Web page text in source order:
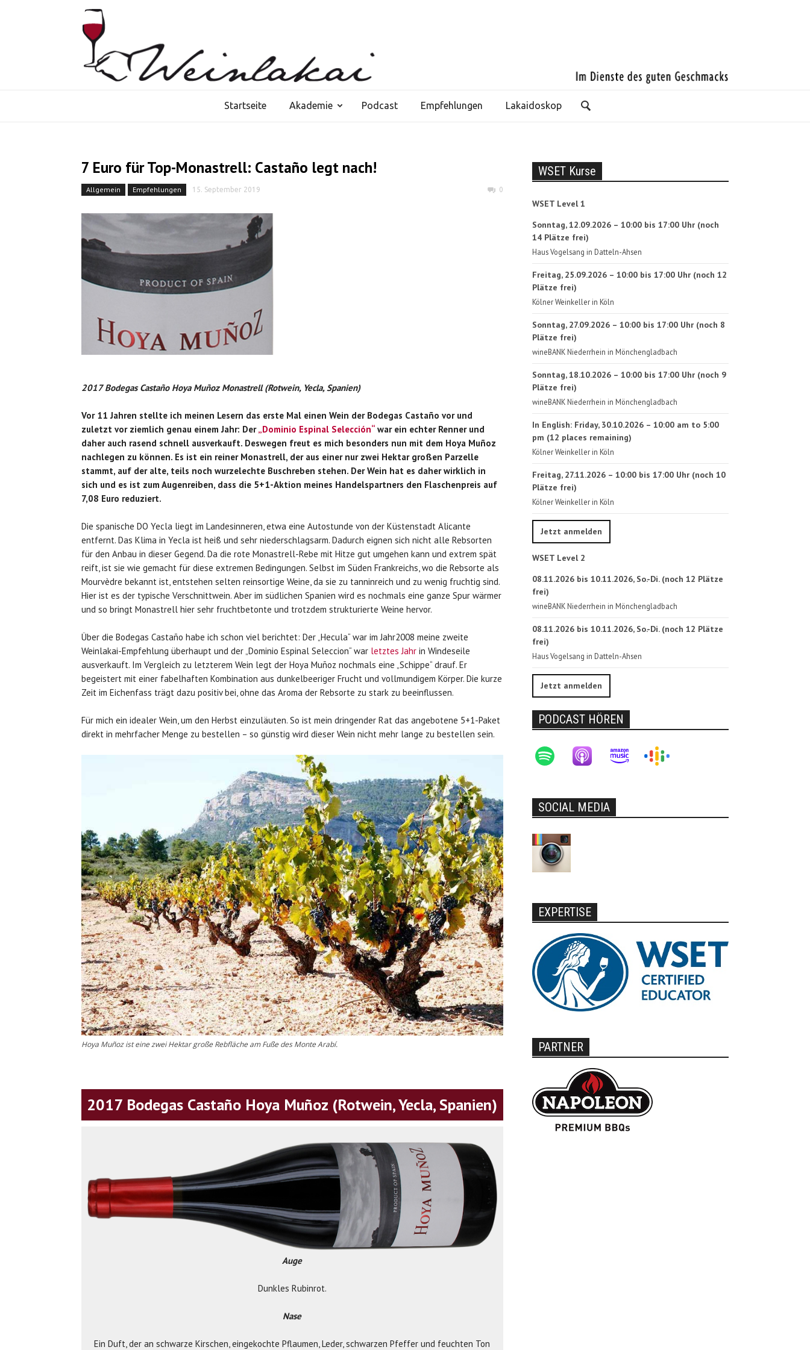
Startseite Akademie Podcast Empfehlungen Lakaidoskop
7 Euro für Top-Monastrell: Castaño legt nach!
Allgemein Empfehlungen 15. September 2019 0
2017 Bodegas Castaño Hoya Muñoz Monastrell (Rotwein, Yecla, Spanien)
Vor 11 Jahren stellte ich meinen Lesern das erste Mal einen Wein der Bodegas Castaño vor und
zuletzt vor ziemlich genau einem Jahr: Der„Dominio Espinal Selección“ war ein echter Renner und
daher auch rasend schnell ausverkauft. Deswegen freut es mich besonders nun mit dem Hoya Muñoz
nachlegen zu können. Es ist ein reiner Monastrell, der aus einer nur zwei Hektar großen Parzelle
stammt, auf der alte, teils noch wurzelechte Buschreben stehen. Der Wein hat es daher wirklich in
sich und es ist zum Augenreiben, dass die 5+1-Aktion meines Handelspartners den Flaschenpreis auf
7,08 Euro reduziert.
Die spanische DO Yecla liegt im Landesinneren, etwa eine Autostunde von der Küstenstadt Alicante
entfernt. Das Klima in Yecla ist heiß und sehr niederschlagsarm. Dadurch eignen sich nicht alle Rebsorten
für den Anbau in dieser Gegend. Da die rote Monastrell-Rebe mit Hitze gut umgehen kann und extrem spät
reift, ist sie wie gemacht für diese extremen Bedingungen. Selbst im Süden Frankreichs, wo die Rebsorte als
Mourvèdre bekannt ist, entstehen selten reinsortige Weine, da sie zu tanninreich und zu wenig fruchtig sind.
Hier ist es der typische Verschnittwein. Aber im südlichen Spanien wird es nochmals eine ganze Spur wärmer
und so bringt Monastrell hier sehr fruchtbetonte und trotzdem strukturierte Weine hervor.
Über die Bodegas Castaño habe ich schon viel berichtet: Der „Hecula“ war im Jahr2008 meine zweite
Weinlakai-Empfehlung überhaupt und der „Dominio Espinal Seleccion“ war letztes Jahr in Windeseile
ausverkauft. Im Vergleich zu letzterem Wein legt der Hoya Muñoz nochmals eine „Schippe“ drauf. Er
begeistert mit einer fabelhaften Kombination aus dunkelbeeriger Frucht und vollmundigem Körper. Die kurze
Zeit im Eichenfass trägt dazu positiv bei, ohne das Aroma der Rebsorte zu stark zu beeinflussen.
Für mich ein idealer Wein, um den Herbst einzuläuten. So ist mein dringender Rat das angebotene 5+1-Paket
direkt in mehrfacher Menge zu bestellen – so günstig wird dieser Wein nicht mehr lange zu bestellen sein.
Hoya Muñoz ist eine zwei Hektar große Rebfläche am Fuße des Monte Arabí.
2017 Bodegas Castaño Hoya Muñoz (Rotwein, Yecla, Spanien)
Auge
Dunkles Rubinrot.
Nase
Ein Duft, der an schwarze Kirschen, eingekochte Pflaumen, Leder, schwarzen Pfeffer und feuchten Ton
WSET Kurse
WSET Level 1
Sonntag, 12.09.2026 – 10:00 bis 17:00 Uhr (noch
14 Plätze frei)
Haus Vogelsang in Datteln-Ahsen
Freitag, 25.09.2026 – 10:00 bis 17:00 Uhr (noch 12
Plätze frei)
Kölner Weinkeller in Köln
Sonntag, 27.09.2026 – 10:00 bis 17:00 Uhr (noch 8
Plätze frei)
wineBANK Niederrhein in Mönchengladbach
Sonntag, 18.10.2026 – 10:00 bis 17:00 Uhr (noch 9
Plätze frei)
wineBANK Niederrhein in Mönchengladbach
In English: Friday, 30.10.2026 – 10:00 am to 5:00
pm (12 places remaining)
Kölner Weinkeller in Köln
Freitag, 27.11.2026 – 10:00 bis 17:00 Uhr (noch 10
Plätze frei)
Kölner Weinkeller in Köln
Jetzt anmelden
WSET Level 2
08.11.2026 bis 10.11.2026, So.-Di. (noch 12 Plätze
frei)
wineBANK Niederrhein in Mönchengladbach
08.11.2026 bis 10.11.2026, So.-Di. (noch 12 Plätze
frei)
Haus Vogelsang in Datteln-Ahsen
Jetzt anmelden
PODCAST HÖREN
SOCIAL MEDIA
EXPERTISE
PARTNER